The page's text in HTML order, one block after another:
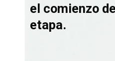
el comienzo
etapa.